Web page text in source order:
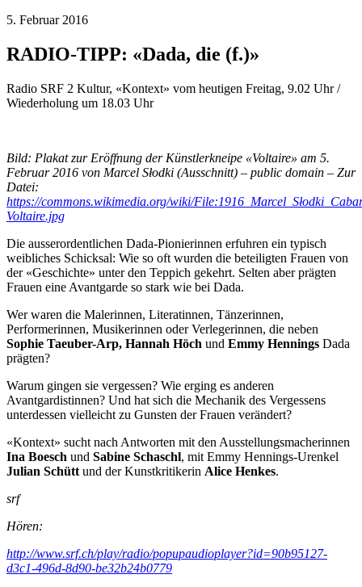
5. Februar 2016
RADIO-TIPP: «Dada, die (f.)»
Radio SRF 2 Kultur, «Kontext» vom heutigen Freitag, 9.02 Uhr /
Wiederholung um 18.03 Uhr
Bild: Plakat zur Eröffnung der Künstlerkneipe «Voltaire» am 5.
Februar 2016 von Marcel Słodki (Ausschnitt) – public domain – Zur
Datei:
https://commons.wikimedia.org/wiki/
Voltaire.jpg
Die ausserordentlichen Dada-Pionierinnen erfuhren ein typisch
weibliches Schicksal: Wie so oft wurden die beteiligten Frauen von
der «Geschichte» unter den Teppich gekehrt. Selten aber prägten
Frauen eine Avantgarde so stark wie bei Dada.
Wer waren die Malerinnen, Literatinnen, Tänzerinnen,
Performerinnen, Musikerinnen oder Verlegerinnen, die neben
Sophie Taeuber-Arp, Hannah Höch und Emmy Hennings Dada
prägten?
Warum gingen sie vergessen? Wie erging es anderen
Avantgardistinnen? Und hat sich die Mechanik des Vergessens
unterdessen vielleicht zu Gunsten der Frauen verändert?
«Kontext» sucht nach Antworten mit den Ausstellungsmacherinnen
Ina Boesch und Sabine Schaschl, mit Emmy Hennings-Urenkel
Julian Schütt und der Kunstkritikerin Alice Henkes.
srf
Hören:
http://www.srf.ch/play/radio/popupaudioplayer?id=90b95127-
d3c1-496d-8d90-be32b24b0779